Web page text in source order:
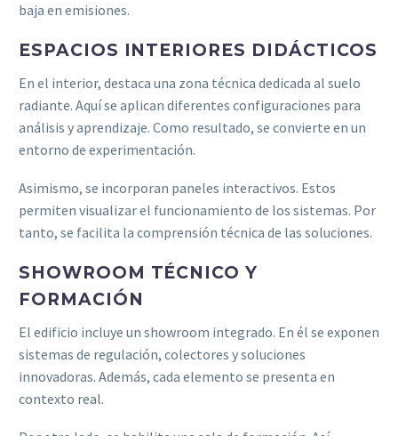
baja en emisiones.
ESPACIOS INTERIORES DIDÁCTICOS
En el interior, destaca una zona técnica dedicada al suelo
radiante. Aquí se aplican diferentes configuraciones para
análisis y aprendizaje. Como resultado, se convierte en un
entorno de experimentación.
Asimismo, se incorporan paneles interactivos. Estos
permiten visualizar el funcionamiento de los sistemas. Por
tanto, se facilita la comprensión técnica de las soluciones.
SHOWROOM TÉCNICO Y
FORMACIÓN
El edificio incluye un showroom integrado. En él se exponen
sistemas de regulación, colectores y soluciones
innovadoras. Además, cada elemento se presenta en
contexto real.